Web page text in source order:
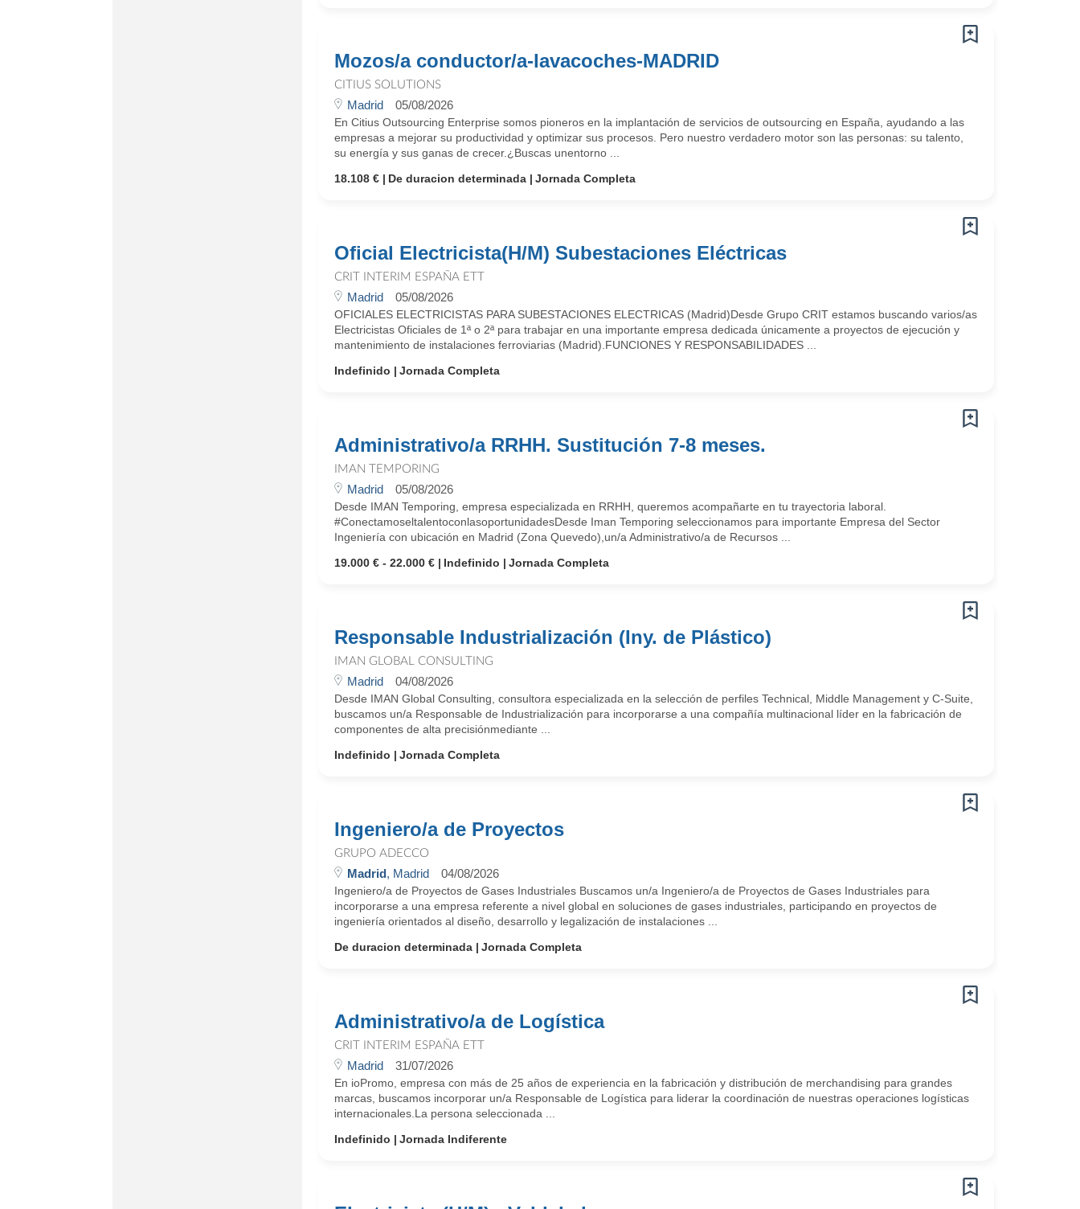
Mozos/a conductor/a-lavacoches-MADRID
CITIUS SOLUTIONS
Madrid 05/08/2026
En Citius Outsourcing Enterprise somos pioneros en la implantación de servicios de outsourcing en España, ayudando a las
empresas a mejorar su productividad y optimizar sus procesos. Pero nuestro verdadero motor son las personas: su talento,
su energía y sus ganas de crecer.¿Buscas unentorno ...
18.108 €
De duracion determinada Jornada Completa
Oficial Electricista(H/M) Subestaciones Eléctricas
CRIT INTERIM ESPAÑA ETT
Madrid 05/08/2026
OFICIALES ELECTRICISTAS PARA SUBESTACIONES ELECTRICAS (Madrid)Desde Grupo CRIT estamos buscando varios/as
Electricistas Oficiales de 1ª o 2ª para trabajar en una importante empresa dedicada únicamente a proyectos de ejecución y
mantenimiento de instalaciones ferroviarias (Madrid).FUNCIONES Y RESPONSABILIDADES ...
Indefinido
Jornada Completa
Administrativo/a RRHH. Sustitución 7-8 meses.
IMAN TEMPORING
Madrid 05/08/2026
Desde IMAN Temporing, empresa especializada en RRHH, queremos acompañarte en tu trayectoria laboral.
#ConectamoseltalentoconlasoportunidadesDesde Iman Temporing seleccionamos para importante Empresa del Sector
Ingeniería con ubicación en Madrid (Zona Quevedo),un/a Administrativo/a de Recursos ...
19.000 € - 22.000 €
Indefinido Jornada Completa
Responsable Industrialización (Iny. de Plástico)
IMAN GLOBAL CONSULTING
Madrid 04/08/2026
Desde IMAN Global Consulting, consultora especializada en la selección de perfiles Technical, Middle Management y C-Suite,
buscamos un/a Responsable de Industrialización para incorporarse a una compañía multinacional líder en la fabricación de
componentes de alta precisiónmediante ...
Indefinido
Jornada Completa
Ingeniero/a de Proyectos
GRUPO ADECCO
Madrid, Madrid 04/08/2026
Ingeniero/a de Proyectos de Gases Industriales Buscamos un/a Ingeniero/a de Proyectos de Gases Industriales para
incorporarse a una empresa referente a nivel global en soluciones de gases industriales, participando en proyectos de
ingeniería orientados al diseño, desarrollo y legalización de instalaciones ...
De duracion determinada
Jornada Completa
Administrativo/a de Logística
CRIT INTERIM ESPAÑA ETT
Madrid 31/07/2026
En ioPromo, empresa con más de 25 años de experiencia en la fabricación y distribución de merchandising para grandes
marcas, buscamos incorporar un/a Responsable de Logística para liderar la coordinación de nuestras operaciones logísticas
internacionales.La persona seleccionada ...
Indefinido
Jornada Indiferente